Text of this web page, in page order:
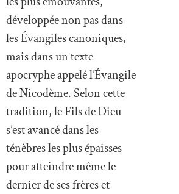
développée non pas dans
les Évangiles canoniques,
mais dans un texte
apocryphe appelé l’Évangile
de Nicodème. Selon cette
tradition, le Fils de Dieu
s’est avancé dans les
ténèbres les plus épaisses
pour atteindre même le
dernier de ses frères et